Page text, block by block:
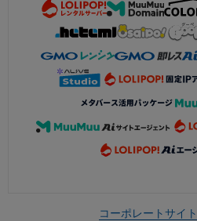
コーポレートサイト